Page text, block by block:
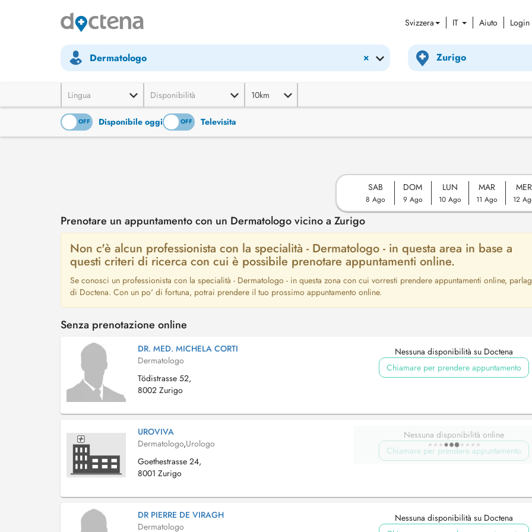
Svizzera IT Aiuto Login
×
Dermatologo
Lingua Disponibilità 10km
OFF Disponibile oggi
ON OFF Televisita
SAB
8 Ago
DOM
9 Ago
LUN
10 Ago
MAR
11 Ago
MER
12
Prenotare un appuntamento con un Dermatologo vicino a Zurigo
Non c'è alcun professionista con la specialità - Dermatologo - in questa area in base a
questi criteri di ricerca con cui è possibile prenotare appuntamenti online.
Se conosci un professionista con la specialità - Dermatologo - in questa zona con cui vorresti prendere appuntamenti online,
di Doctena. Con un po' di fortuna, potrai prendere il tuo prossimo appuntamento online.
Senza prenotazione online
DR. MED. MICHELA CORTI
Dermatologo
Tödistrasse 52,
8002 Zurigo
Nessuna disponibilità su Doctena
Chiamare per prendere appuntamento
UROVIVA
Dermatologo,Urologo
Goethestrasse 24,
8001 Zurigo
Nessuna disponibilità online
Chiamare per prendere appuntamento
DR PIERRE DE VIRAGH
Dermatologo
Nessuna disponibilità su Doctena